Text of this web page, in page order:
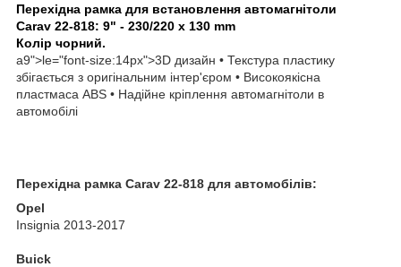
Перехідна рамка для встановлення автомагнітоли
Carav 22-818: 9" - 230/220 x 130 mm
Колір чорний.
a9">le="font-size:14px">3D дизайн • Текстура пластику
збігається з оригінальним інтер'єром • Високоякісна
пластмаса ABS • Надійне кріплення автомагнітоли в
автомобілі
Перехідна рамка Carav 22-818 для автомобілів:
Opel
Insignia 2013-2017
Buick